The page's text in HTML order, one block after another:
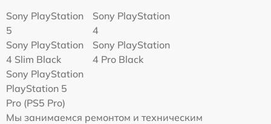
Sony PlayStation
5
Sony PlayStation
4
Sony PlayStation
4 Slim Black
Sony PlayStation
4 Pro Black
Sony PlayStation
PlayStation 5
Pro (PS5 Pro)
Мы занимаемся ремонтом и техническим